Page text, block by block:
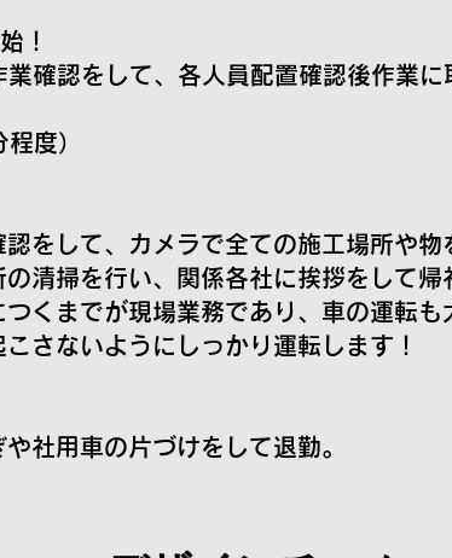
！
して、各人員配置確認後作業に取
度）
、カメラで全ての施工場所や物を
行い、関係各社に挨拶をして帰
が現場業務であり、車の運転も大
ようにしっかり運転します！
の片づけをして退勤。